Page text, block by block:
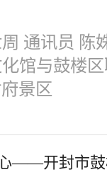
通讯员
馆与鼓楼
景区
——开封市